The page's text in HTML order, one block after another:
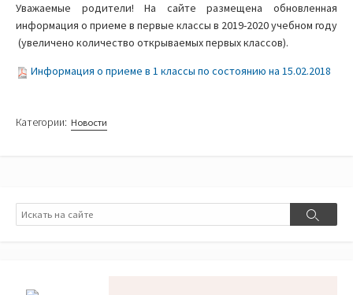
Уважаемые родители! На сайте размещена обновленная
информация о приеме в первые классы в 2019-2020 учебном году
(увеличено количество открываемых первых классов).
Информация о приеме в 1 классы по состоянию на 15.02.2018
Категории: Новости
Поиск
Поиск